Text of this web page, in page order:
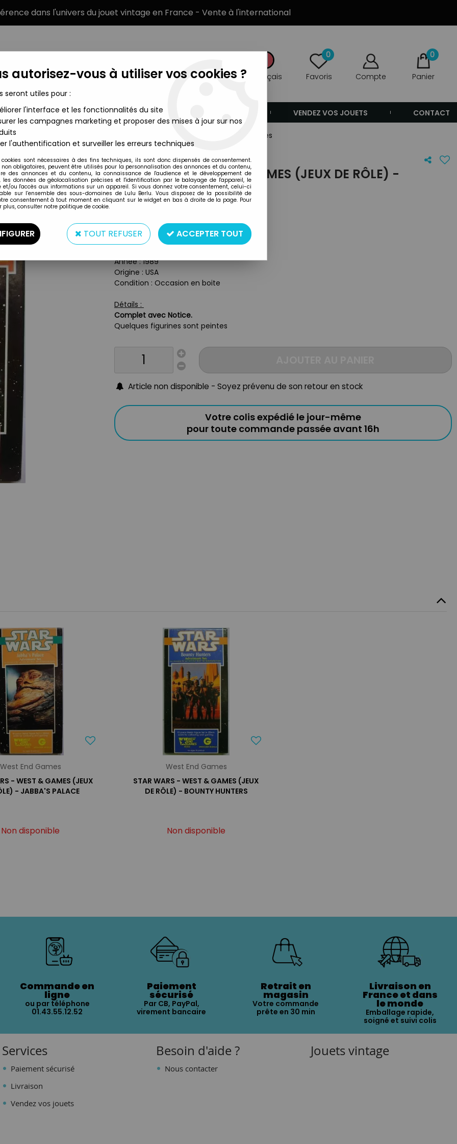
dans l'univers du jouet vintage en France - Vente à l'international
Français
0
Favoris Compte
0
Panier
MARQUES TYPE DE PRODUIT VENDEZ VOS JOUETS CONTACT
Star Wars - West & Games (Jeux de Rôle) - Imperial Forces
West End Games
STAR WARS - WEST & GAMES (JEUX DE RÔLE) -
IMPERIAL FORCES
Type : Boite de 10 figurines
Taille : 2,5cm
Année : 1989
Origine : USA
Condition : Occasion en boite
Détails :
Complet avec Notice.
Quelques figurines sont peintes
Article non disponible - Soyez prévenu de son retour en stock
Votre colis expédié le jour-même
pour toute commande passée avant 16h
West End Games
- WEST & GAMES (JEUX
- JABBA'S PALACE
Non disponible
West End Games
STAR WARS - WEST & GAMES (JEUX
DE RÔLE) - BOUNTY HUNTERS
Non disponible
Commande en
ligne
ou par téléphone
01.43.55.12.52
Paiement
sécurisé
Par CB, PayPal,
virement bancaire
Retrait en
magasin
Votre commande
prête en 30 min
Livraison en
France et dans
le monde
Emballage rapide,
soigné et suivi colis
Services
Paiement sécurisé
Livraison
Vendez vos jouets
Besoin d'aide ?
Nous contacter
Jouets vintage
autorisez-vous à utiliser vos cookies ?
seront utiles pour :
l'interface et les fonctionnalités du site
les campagnes marketing et proposer des mises à jour sur nos
l'authentification et surveiller les erreurs techniques
cookies sont nécessaires à des fins techniques, ils sont donc dispensés de consentement.
non obligatoires, peuvent être utilisés pour la personnalisation des annonces et du contenu,
des annonces et du contenu, la connaissance de l'audience et le développement de
les données de géolocalisation précises et l'identification par le balayage de l'appareil, le
et/ou l'accès aux informations sur un appareil. Si vous donnez votre consentement, celui-ci
sur l’ensemble des sous-domaines de Lulu Berlu. Vous disposez de la possibilité de
consentement à tout moment en cliquant sur le widget en bas à droite de la page. Pour
plus, consulter notre politique de cookie.
TOUT REFUSER ACCEPTER TOUT